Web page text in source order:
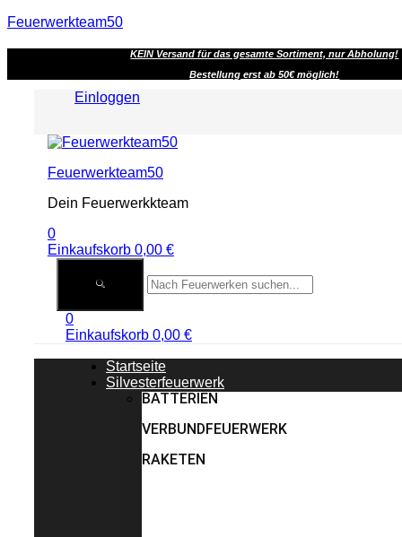
Feuerwerkteam50
KEIN Versand für das gesamte Sortiment, nur Abholung!
Bestellung erst ab 50€ möglich!
Einloggen
Menu
Feuerwerkteam50
Dein Feuerwerkkteam
0
Einkaufskorb 0,00 €
0
Einkaufskorb 0,00 €
Startseite
Silvesterfeuerwerk
BATTERIEN
VERBUNDFEUERWERK
RAKETEN